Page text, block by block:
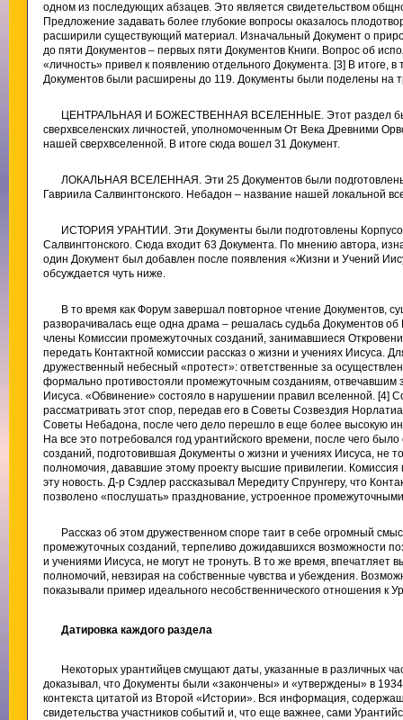
одном из последующих абзацев. Это является свидетельством
Предложение задавать более глубокие вопросы оказалось
расширили существующий материал. Изначальный Документ о
до пяти Документов – первых пяти Документов Книги. Вопрос об
«личность» привел к появлению отдельного Документа. [3] В итоге,
Документов были расширены до 119. Документы были поделены на
ЦЕНТРАЛЬНАЯ И БОЖЕСТВЕННАЯ ВСЕЛЕННЫЕ. Этот раздел был
сверхвселенских личностей, уполномоченным От Века Древними
нашей сверхвселенной. В итоге сюда вошел 31 Документ.
ЛОКАЛЬНАЯ ВСЕЛЕННАЯ. Эти 25 Документов были
Гавриила Салвингтонского. Небадон – название нашей локальной
ИСТОРИЯ УРАНТИИ. Эти Документы были подготовлены
Салвингтонского. Сюда входит 63 Документа. По мнению автора,
один Документ был добавлен после появления «Жизни и Учений
обсуждается чуть ниже.
В то время как Форум завершал повторное чтение Документов,
разворачивалась еще одна драма – решалась судьба Документов
члены Комиссии промежуточных созданий, занимавшиеся
передать Контактной комиссии рассказ о жизни и учениях Иисуса.
дружественный небесный «протест»: ответственные за
формально противостояли промежуточным созданиям, отвечавшим
Иисуса. «Обвинение» состояло в нарушении правил вселенной. [4]
рассматривать этот спор, передав его в Советы Созвездия
Советы Небадона, после чего дело перешло в еще более высокую
На все это потребовался год урантийского времени, после чего
созданий, подготовившая Документы о жизни и учениях Иисуса, не
полномочия, дававшие этому проекту высшие привилегии.
эту новость. Д-р Сэдлер рассказывал Мередиту Спрунгеру, что
позволено «послушать» празднование, устроенное
Рассказ об этом дружественном споре таит в себе огромный
промежуточных созданий, терпеливо дожидавшихся возможности
и учениями Иисуса, не могут не тронуть. В то же время, впечатляет
полномочий, невзирая на собственные чувства и убеждения.
показывали пример идеального несобственнического отношения к
Датировка каждого раздела
Некоторых урантийцев смущают даты, указанные в различных
доказывал, что Документы были «закончены» и «утверждены» в
контекста цитатой из Второй «Истории». Вся информация,
свидетельства участников событий и, что еще важнее, сами